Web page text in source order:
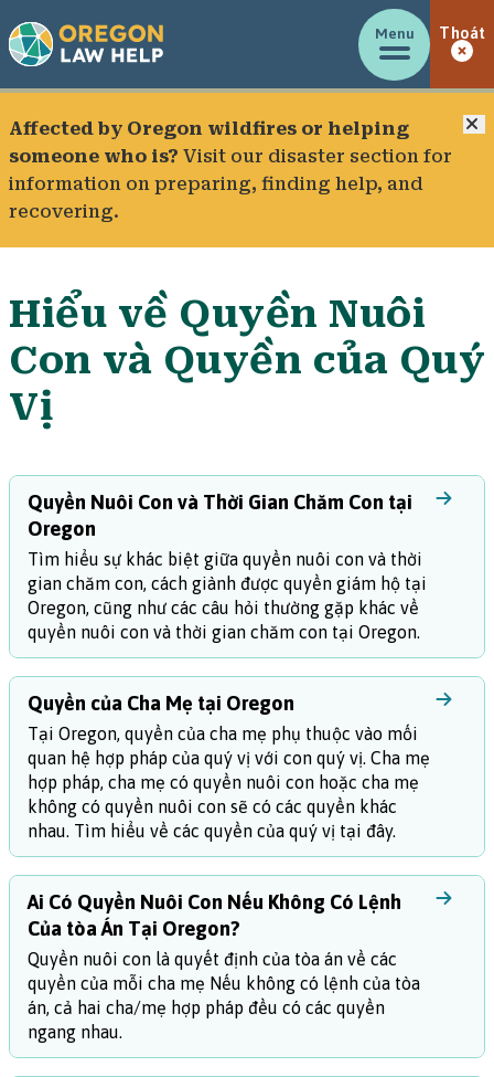
Menu Thoát
Affected by Oregon wildfires or helping
someone who is? Visit our disaster section for
information on preparing, finding help, and
recovering.
Hiểu về Quyền Nuôi
Con và Quyền của Quý
Vị
Quyền Nuôi Con và Thời Gian Chăm Con tại
Oregon
Tìm hiểu sự khác biệt giữa quyền nuôi con và thời
gian chăm con, cách giành được quyền giám hộ tại
Oregon, cũng như các câu hỏi thường gặp khác về
quyền nuôi con và thời gian chăm con tại Oregon.
Quyền của Cha Mẹ tại Oregon
Tại Oregon, quyền của cha mẹ phụ thuộc vào mối
quan hệ hợp pháp của quý vị với con quý vị. Cha mẹ
hợp pháp, cha mẹ có quyền nuôi con hoặc cha mẹ
không có quyền nuôi con sẽ có các quyền khác
nhau. Tìm hiểu về các quyền của quý vị tại đây.
Ai Có Quyền Nuôi Con Nếu Không Có Lệnh
Của tòa Án Tại Oregon?
Quyền nuôi con là quyết định của tòa án về các
quyền của mỗi cha mẹ Nếu không có lệnh của tòa
án, cả hai cha/mẹ hợp pháp đều có các quyền
ngang nhau.